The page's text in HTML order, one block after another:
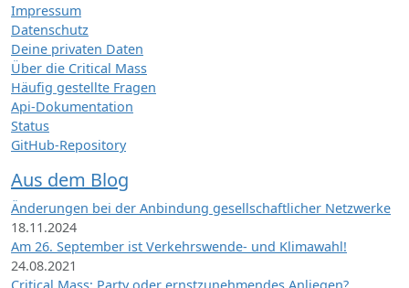
Impressum
Datenschutz
Deine privaten Daten
Über die Critical Mass
Häufig gestellte Fragen
Api-Dokumentation
Status
GitHub-Repository
Aus dem Blog
Änderungen bei der Anbindung gesellschaftlicher Netzwerke
18.11.2024
Am 26. September ist Verkehrswende- und Klimawahl!
24.08.2021